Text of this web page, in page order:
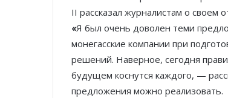
II рассказал журналистам о своем
«Я был очень доволен теми
монегасские компании при
решений. Наверное, сегодня
будущем коснутся каждого, —
предложения можно реализовать.